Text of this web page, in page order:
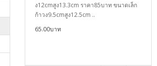
ง12cmสูง13.3cm ราคา85บาท ขนาดเล็ก
ก้าวง9.5cmสูง12.5cm ..
65.00บาท